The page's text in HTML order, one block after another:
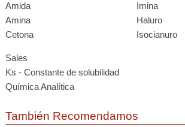
Amida
Imina
Amina
Haluro
Cetona
Isocianuro
Sales
Ks - Constante de solubilidad
Química Analítica
También Recomendamos